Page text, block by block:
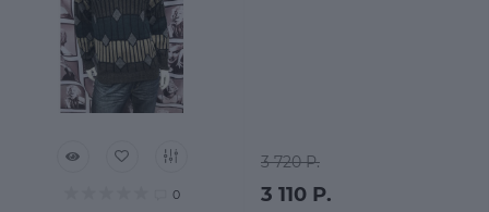
0
3 720 Р.
3 110 Р.